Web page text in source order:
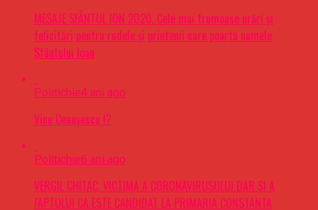
MESAJE SFÂNTUL ION 2020. Cele mai frumoase urări şi
felicitări pentru rudele şi prietenii care poartă numele
Sfântului Ioan
Politichie4 ani ago
Vine Ceaușescu !?
Politichie6 ani ago
VERGIL CHITAC, VICTIMA A CORONAVIRUSULUI DAR SI A
FAPTULUI CA ESTE CANDIDAT LA PRIMARIA CONSTANTA